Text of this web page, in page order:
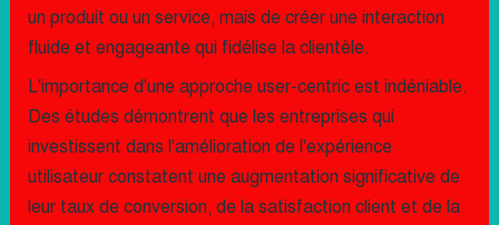
un produit ou un service, mais de créer une interaction
fluide et engageante qui fidélise la clientèle.
L'importance d'une approche user-centric est indéniable.
Des études démontrent que les entreprises qui
investissent dans l'amélioration de l'expérience
utilisateur constatent une augmentation significative de
leur taux de conversion, de la satisfaction client et de la